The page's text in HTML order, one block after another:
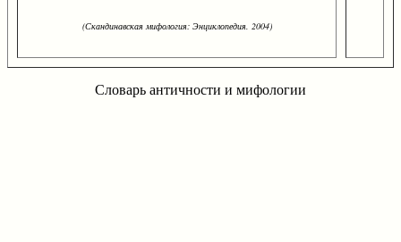
(Скандинавская мифология: Энциклопедия. 2004)
Словарь античности и мифологии